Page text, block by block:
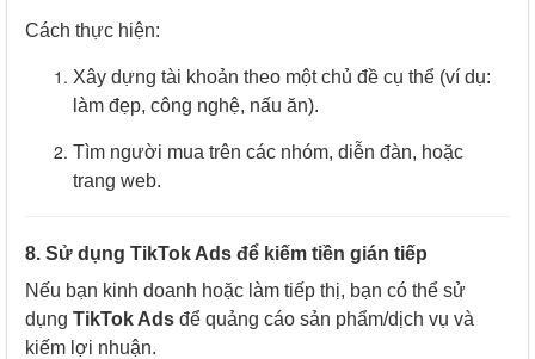
Cách thực hiện:
Xây dựng tài khoản theo một chủ đề cụ thể (ví dụ:
làm đẹp, công nghệ, nấu ăn).
Tìm người mua trên các nhóm, diễn đàn, hoặc
trang web.
8. Sử dụng TikTok Ads để kiếm tiền gián tiếp
Nếu bạn kinh doanh hoặc làm tiếp thị, bạn có thể sử
dụng TikTok Ads để quảng cáo sản phẩm/dịch vụ và
kiếm lợi nhuận.